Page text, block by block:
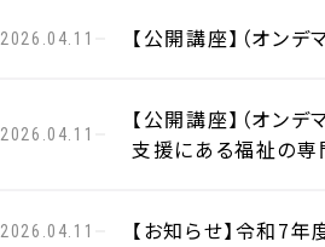
2026.04.11 【公開講座】（オン
2026.04.11
【公開講座】（オン
支援にある福祉の専
2026.04.11 【お知らせ】令和7